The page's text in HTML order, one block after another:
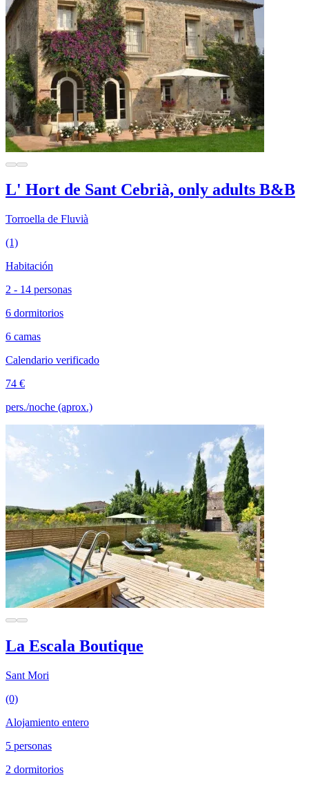
L' Hort de Sant Cebrià, only adults B&B
Torroella de Fluvià
(1)
Habitación
2 - 14 personas
6 dormitorios
6 camas
Calendario verificado
74 €
pers./noche (aprox.)
La Escala Boutique
Sant Mori
(0)
Alojamiento entero
5 personas
2 dormitorios